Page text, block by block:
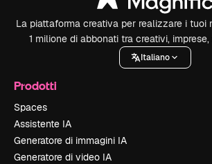
La piattaforma creativa per realizzare i tuoi
1 milione di abbonati tra creativi,
Italiano
Prodotti
Spaces
Assistente IA
Generatore di immagini IA
Generatore di video IA